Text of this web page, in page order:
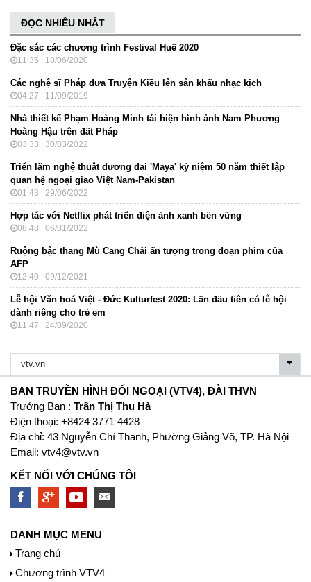
ĐỌC NHIỀU NHẤT
Đặc sắc các chương trình Festival Huế 2020
11:35 | 18/06/2020
Các nghệ sĩ Pháp đưa Truyện Kiều lên sân khấu nhạc kịch
04:27 | 11/09/2019
Nhà thiết kế Phạm Hoàng Minh tái hiện hình ảnh Nam Phương
Hoàng Hậu trên đất Pháp
03:33 | 30/03/2022
Triển lãm nghệ thuật đương đại 'Maya' kỷ niệm 50 năm thiết lập
quan hệ ngoại giao Việt Nam-Pakistan
01:43 | 29/06/2022
Hợp tác với Netflix phát triển điện ảnh xanh bền vững
08:48 | 06/01/2022
Ruộng bậc thang Mù Cang Chải ấn tượng trong đoạn phim của
AFP
12:40 | 09/12/2021
Lễ hội Văn hoá Việt - Đức Kulturfest 2020: Lần đầu tiên có lễ hội
dành riêng cho trẻ em
11:47 | 24/09/2020
BAN TRUYỀN HÌNH ĐỐI NGOẠI (VTV4), ĐÀI THVN
Trưởng Ban : Trần Thị Thu Hà
Ðiện thoại: +8424 3771 4428
Địa chỉ: 43 Nguyễn Chí Thanh, Phường Giảng Võ, TP. Hà Nội
Email: vtv4@vtv.vn
KẾT NỐI VỚI CHÚNG TÔI
DANH MỤC MENU
Trang chủ
Chương trình VTV4